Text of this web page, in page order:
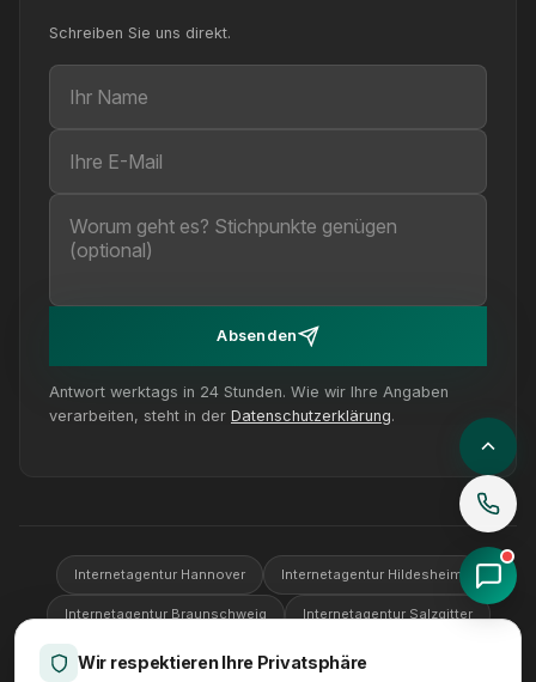
Schreiben Sie uns direkt.
Ihr Name
Ihre E-Mail
Ihre Nachricht (optional)
Absenden
Antwort werktags in 24 Stunden. Wie wir Ihre Angaben
verarbeiten, steht in der Datenschutzerklärung.
Internetagentur Hannover Internetagentur Hildesheim
Internetagentur Braunschweig Internetagentur Salzgitter
Internetagentur Wolfsburg Internetagentur Göttingen
Wir respektieren Ihre Privatsphäre